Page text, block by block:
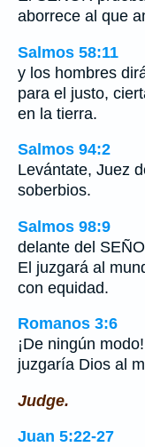
aborrece al que
Salmos 58:11
y los hombres
para el justo,
en la tierra.
Salmos 94:2
Levántate, Juez
soberbios.
Salmos 98:9
delante del
El juzgará al
con equidad.
Romanos 3:6
¡De ningún
juzgaría Dios al
Judge.
Juan 5:22-27